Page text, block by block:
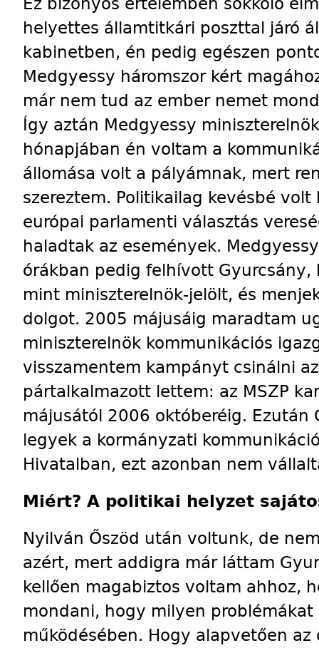
helyettes államtitkári poszttal járó
kabinetben, én pedig egészen
Medgyessy háromszor kért
már nem tud az ember nemet
Így aztán Medgyessy
hónapjában én voltam a
állomása volt a pályámnak, mert
szereztem. Politikailag kevésbé
európai parlamenti választás
haladtak az események.
órákban pedig felhívott
mint miniszterelnök-jelölt, és
dolgot. 2005 májusáig maradtam
miniszterelnök kommunikációs
visszamentem kampányt csinálni
pártalkalmazott lettem: az MSZP
májusától 2006 októberéig.
legyek a kormányzati
Hivatalban, ezt azonban nem
Miért? A politikai helyzet
Nyilván Őszöd után voltunk, de
azért, mert addigra már láttam
kellően magabiztos voltam ahhoz,
mondani, hogy milyen
működésében. Hogy alapvetően